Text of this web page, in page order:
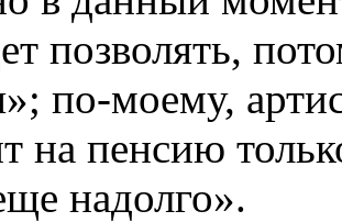
позволять,
по-моему,
на пенсию
надолго».